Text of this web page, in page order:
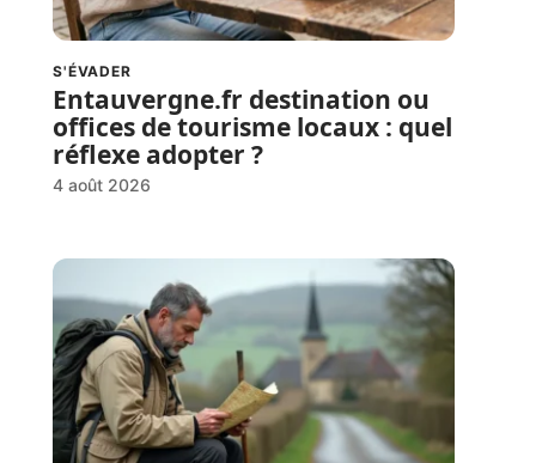
S'ÉVADER
Entauvergne.fr destination ou
offices de tourisme locaux : quel
réflexe adopter ?
4 août 2026